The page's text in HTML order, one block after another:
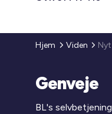
Hjem Viden
Genveje
BL's selvbetjening